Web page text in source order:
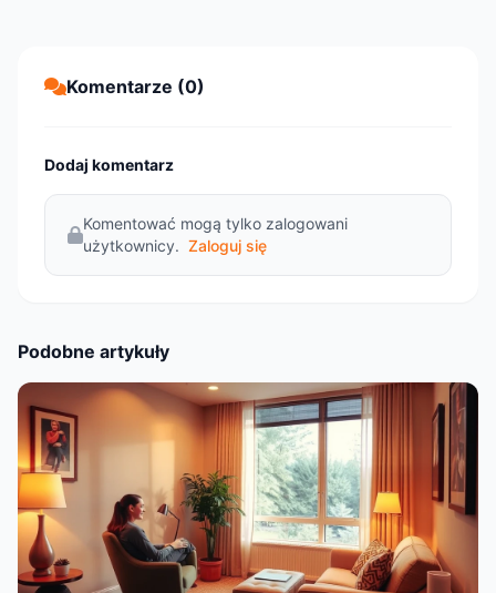
Komentarze (0)
Dodaj komentarz
Komentować mogą tylko zalogowani
użytkownicy. Zaloguj się
Podobne artykuły